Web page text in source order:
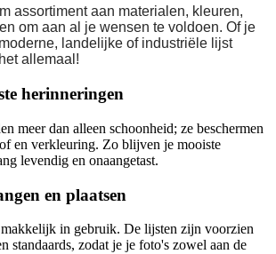
assortiment aan materialen, kleuren,
om aan al je wensen te voldoen. Of je
landelijke of industriële lijst
allemaal!
herinneringen
meer dan alleen schoonheid; ze beschermen
en verkleuring. Zo blijven je mooiste
levendig en onaangetast.
en plaatsen
in gebruik. De lijsten zijn voorzien
standaards, zodat je je foto's zowel aan de